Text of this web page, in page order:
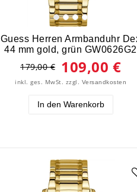
Guess Herren Armbanduhr
44 mm gold, grün GW0626G2
179,00 € 109,00 €
inkl. ges. MwSt. zzgl. Versandkosten
In den Warenkorb